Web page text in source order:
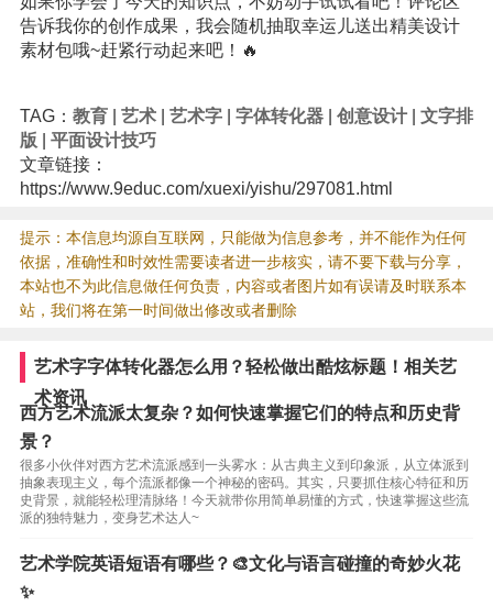
告诉我你的创作成果，我会随机抽取幸运儿送出精美设计
素材包哦~赶紧行动起来吧！🔥
TAG： 教育| 艺术| 艺术字| 字体转化器| 创意设计| 文字排
版
平面设计技巧
文章链接：
https://www.9educ.com/xuexi/yishu/297081.html
提示：本信息均源自互联网，只能做为信息参考，并不能作为任何
依据，准确性和时效性需要读者进一步核实，请不要下载与分享，
本站也不为此信息做任何负责，内容或者图片如有误请及时联系本
站，我们将在第一时间做出修改或者删除
艺术字字体转化器怎么用？轻松做出酷炫标题！相关艺
术资讯
西方艺术流派太复杂？如何快速掌握它们的特点和历史背
景？
很多小伙伴对西方艺术流派感到一头雾水：从古典主义到印象派，从立体派到
抽象表现主义，每个流派都像一个神秘的密码。其实，只要抓住核心特征和历
史背景，就能轻松理清脉络！今天就带你用简单易懂的方式，快速掌握这些流
派的独特魅力，变身艺术达人~
艺术学院英语短语有哪些？🎨文化与语言碰撞的奇妙火花
✨